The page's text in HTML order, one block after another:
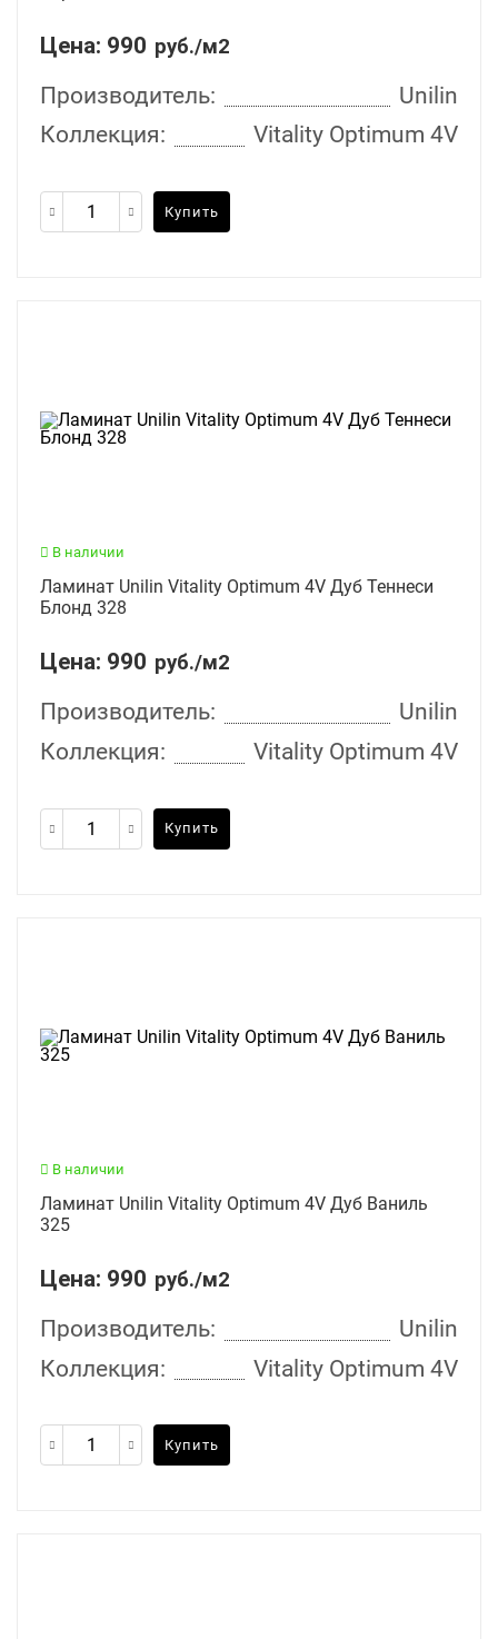
Цена: 990 руб./м2
Производитель:
Unilin
Коллекция:
Vitality Optimum 4V
Купить
В наличии
Ламинат Unilin Vitality Optimum 4V Дуб Теннеси
Блонд 328
Цена: 990 руб./м2
Производитель:
Unilin
Коллекция:
Vitality Optimum 4V
Купить
В наличии
Ламинат Unilin Vitality Optimum 4V Дуб Ваниль
325
Цена: 990 руб./м2
Производитель:
Unilin
Коллекция:
Vitality Optimum 4V
Купить